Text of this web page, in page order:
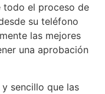
todo el proceso de
su teléfono
las mejores
una aprobación
sencillo que las